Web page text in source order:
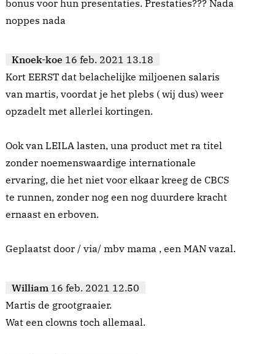
bonus voor hun presentaties. Prestaties??? Nada
noppes nada
Knoek-koe 16 feb. 2021 13.18
Kort EERST dat belachelijke miljoenen salaris
van martis, voordat je het plebs ( wij dus) weer
opzadelt met allerlei kortingen.
Ook van LEILA lasten, una product met ra titel
zonder noemenswaardige internationale
ervaring, die het niet voor elkaar kreeg de CBCS
te runnen, zonder nog een nog duurdere kracht
ernaast en erboven.
Geplaatst door / via/ mbv mama , een MAN vazal.
William 16 feb. 2021 12.50
Martis de grootgraaier.
Wat een clowns toch allemaal.